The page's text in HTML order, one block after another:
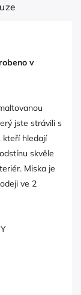
v
jste strávili s
kteří hledají
skvěle
Miska je
ve 2